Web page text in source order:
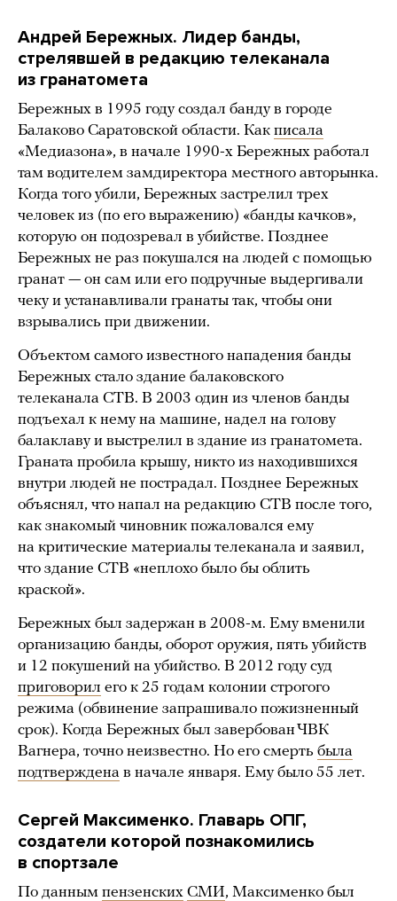
Андрей Бережных. Лидер банды,
стрелявшей в редакцию телеканала
из гранатомета
Бережных в 1995 году создал банду в городе
Балаково Саратовской области. Как писала
«Медиазона», в начале 1990-х Бережных работал
там водителем замдиректора местного авторынка.
Когда того убили, Бережных застрелил трех
человек из (по его выражению) «банды качков»,
которую он подозревал в убийстве. Позднее
Бережных не раз покушался на людей с помощью
гранат — он сам или его подручные выдергивали
чеку и устанавливали гранаты так, чтобы они
взрывались при движении.
Объектом самого известного нападения банды
Бережных стало здание балаковского
телеканала СТВ. В 2003 один из членов банды
подъехал к нему на машине, надел на голову
балаклаву и выстрелил в здание из гранатомета.
Граната пробила крышу, никто из находившихся
внутри людей не пострадал. Позднее Бережных
объяснял, что напал на редакцию СТВ после того,
как знакомый чиновник пожаловался ему
на критические материалы телеканала и заявил,
что здание СТВ «неплохо было бы облить
краской».
Бережных был задержан в 2008-м. Ему вменили
организацию банды, оборот оружия, пять убийств
и 12 покушений на убийство. В 2012 году суд
приговорил его к 25 годам колонии строгого
режима (обвинение запрашивало пожизненный
срок). Когда Бережных был завербован ЧВК
Вагнера, точно неизвестно. Но его смерть была
подтверждена в начале января. Ему было 55 лет.
Сергей Максименко. Главарь ОПГ,
создатели которой познакомились
в спортзале
По данным пензенских СМИ, Максименко был